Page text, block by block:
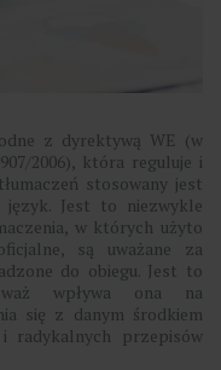
z dyrektywą WE (w
2006), która reguluje i
stosowany jest
Jest to niezwykle
w których użyto
są uważane za
do obiegu. Jest to
wpływa ona na
się z danym środkiem
radykalnych przepisów